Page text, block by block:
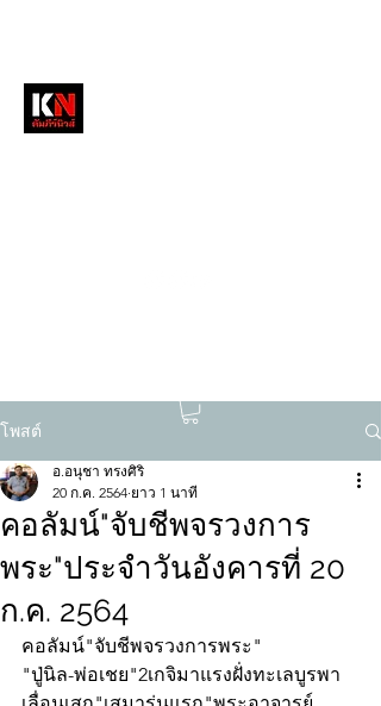
โพสต์
คอลัมน์"จับชีพจรวงการ
พระ"ประจำวันอังคารที่ 20
ก.ค. 2564
อ.อนุชา ทรงศิริ
20 ก.ค. 2564 ยาว 1 นาที
คอลัมน์"จับชีพจรวงการพระ"
"ปู่นิล-พ่อเชย"2เกจิมาแรงฝั่งทะเลบูรพา